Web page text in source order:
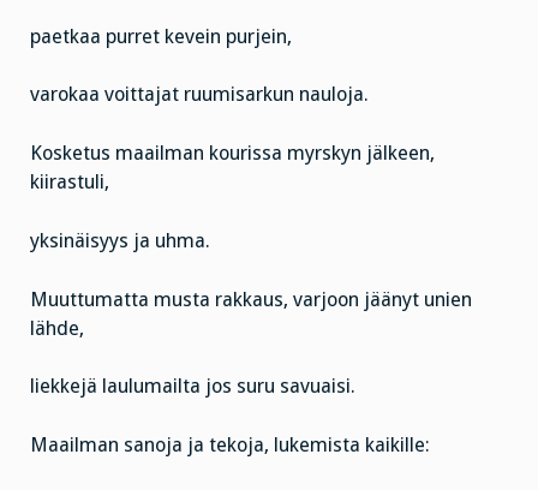
paetkaa purret kevein purjein,
varokaa voittajat ruumisarkun nauloja.
Kosketus maailman kourissa myrskyn jälkeen,
kiirastuli,
yksinäisyys ja uhma.
Muuttumatta musta rakkaus, varjoon jäänyt unien
lähde,
liekkejä laulumailta jos suru savuaisi.
Maailman sanoja ja tekoja, lukemista kaikille: